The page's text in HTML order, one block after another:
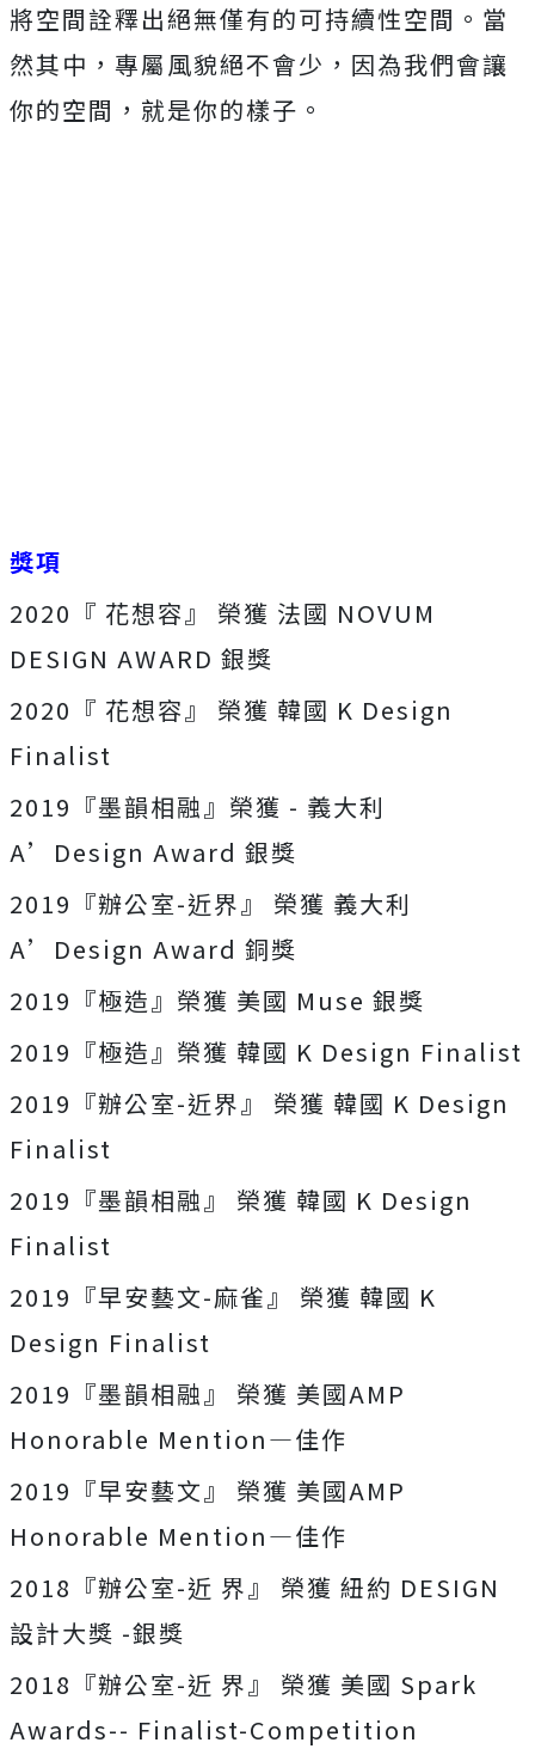
將空間詮釋出絕無僅有的可持續性空間。當
然其中，專屬風貌絕不會少，因為我們會讓
你的空間，就是你的樣子。
獎項
2020『 花想容』 榮獲 法國 NOVUM
DESIGN AWARD 銀獎
2020『 花想容』 榮獲 韓國 K Design
Finalist
2019『墨韻相融』榮獲 - 義大利
A’Design Award 銀獎
2019『辦公室-近界』 榮獲 義大利
A’Design Award 銅獎
2019『極造』榮獲 美國 Muse 銀獎
2019『極造』榮獲 韓國 K Design Finalist
2019『辦公室-近界』 榮獲 韓國 K Design
Finalist
2019『墨韻相融』 榮獲 韓國 K Design
Finalist
2019『早安藝文-麻雀』 榮獲 韓國 K
Design Finalist
2019『墨韻相融』 榮獲 美國AMP
Honorable Mention—佳作
2019『早安藝文』 榮獲 美國AMP
Honorable Mention—佳作
2018『辦公室-近 界』 榮獲 紐約 DESIGN
設計大獎 -銀獎
2018『辦公室-近 界』 榮獲 美國 Spark
Awards-- Finalist-Competition